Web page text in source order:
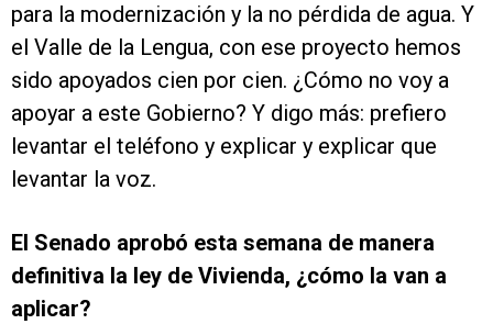
para la modernización y la no pérdida de agua. Y
el Valle de la Lengua, con ese proyecto hemos
sido apoyados cien por cien. ¿Cómo no voy a
apoyar a este Gobierno? Y digo más: prefiero
levantar el teléfono y explicar y explicar que
levantar la voz.
El Senado aprobó esta semana de manera
definitiva la ley de Vivienda, ¿cómo la van a
aplicar?